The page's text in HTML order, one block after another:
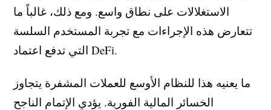
الاستغلالات على نطاق واسع. ومع ذلك، غالباً ما
تتعارض هذه الإجراءات مع تجربة المستخدم السلسة
التي تدفع اعتماد DeFi.
ما يعنيه هذا للنظام الأوسع للعملات المشفرة يتجاوز
الخسائر المالية الفورية. يؤدي الإتمام الناجح